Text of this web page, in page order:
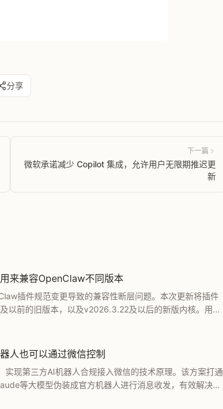
分享
下一篇
微软承诺减少 Copilot 集成，允许用户无限期推迟更
新
来兼容OpenClaw不同版本
插件规范变更导致的兼容性断层问题。本次更新将插件
前的旧版本，以及v2026.3.22及以后的新版内核。用户
配置冲突。
人也可以通过微信控制
现第三方AI机器人合规接入微信的技术原理。该方案打通
等大模型伪装成官方机器人进行消息收发，有效解决了